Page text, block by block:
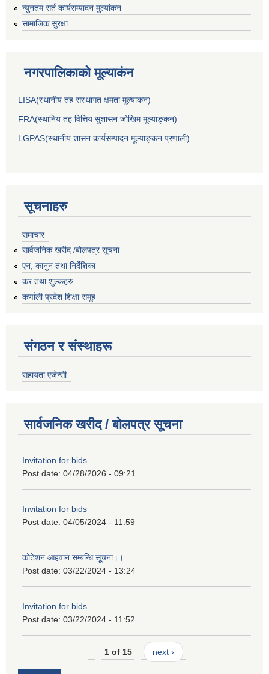
न्युनतम सर्त कार्यसम्पादन मुल्यांकन
सामाजिक सुरक्षा
नगरपालिकाकाे मूल्याकंन
LISA(स्थानीय तह सस्थागत क्षमता मूल्याक‌न)
FRA(स्थानिय तह वित्तिय सुशासन जोखिम मूल्याङ्कन)
LGPAS(स्थानीय शासन कार्यसम्पादन मूल्याङ्कन प्रणाली)
सूचनाहरु
समाचार
सार्वजनिक खरीद /बोलपत्र सूचना
एन, कानुन तथा निर्देशिका
कर तथा शुल्कहरु
कर्णाली प्रदेश शिक्षा समूह
संगठन र संस्थाहरू
सहायता एजेन्सी
सार्वजनिक खरीद / बोलपत्र सूचना
Invitation for bids
Post date: 04/28/2026 - 09:21
Invitation for bids
Post date: 04/05/2024 - 11:59
कोटेशन आहवान सम्बन्धि सूूचना।।
Post date: 03/22/2024 - 13:24
Invitation for bids
Post date: 03/22/2024 - 11:52
1 of 15 next ›